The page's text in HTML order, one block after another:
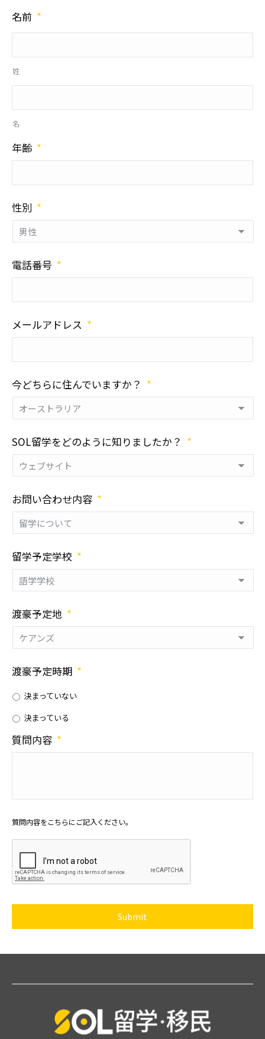
名前 *
姓
名
年齢 *
性別 *
電話番号 *
メールアドレス *
今どちらに住んでいますか？ *
SOL留学をどのように知りましたか？ *
お問い合わせ内容 *
留学予定学校 *
渡豪予定地 *
渡豪予定時期 *
決まっていない
決まっている
質問内容 *
質問内容をこちらにご記入ください。
CAPTCHA